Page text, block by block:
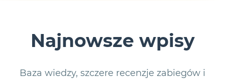
Najnowsze wpisy
Baza wiedzy, szczere recenzje zabiegów i